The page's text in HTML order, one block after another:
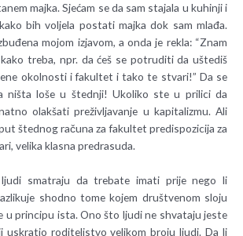
majka. Sjećam se da sam stajala u kuhinji i
bih voljela postati majka dok sam mlađa.
mojom izjavom, a onda je rekla: “Znam
treba, npr. da ćeš se potruditi da uštediš
okolnosti i fakultet i tako te stvari!” Da se
ništa loše u štednji! Ukoliko ste u prilici da
olakšati preživljavanje u kapitalizmu. Ali
štednog računa za fakultet predispozicija za
velika klasna predrasuda.
ljudi smatraju da trebate imati prije nego li
shodno tome kojem društvenom sloju
u principu ista. Ono što ljudi ne shvataju jeste
uskratio roditeljstvo velikom broju ljudi. Da li